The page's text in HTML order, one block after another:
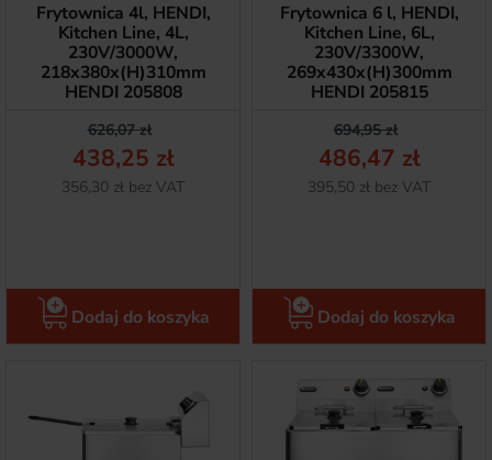
Frytownica 4l, HENDI,
Kitchen Line, 4L,
230V/3000W,
218x380x(H)310mm
HENDI 205808
Cena podstawowa
626,07 zł
Cena
438,25 zł
Netto
356,30 zł bez VAT
Dodaj do koszyka
Frytownica 6 l, HENDI,
Kitchen Line, 6L,
230V/3300W,
269x430x(H)300mm
HENDI 205815
Cena
694,95 zł
Cena
486,47 zł
Netto
395,50 zł bez VAT
Dodaj do koszyka